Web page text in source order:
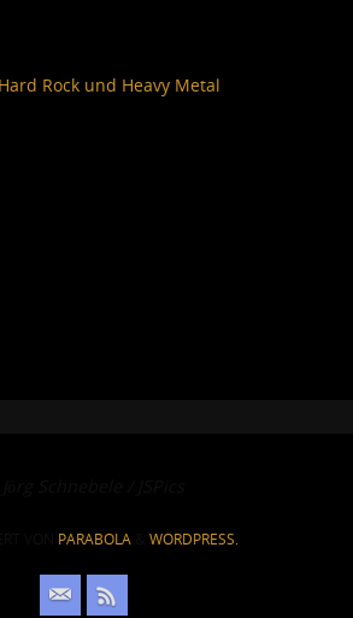
Rock und Heavy Metal
PARABOLA WORDPRESS.